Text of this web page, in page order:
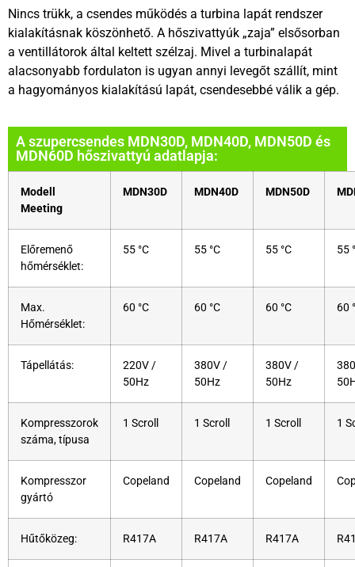
Nincs trükk, a csendes működés a turbina lapát rendszer
kialakításnak köszönhető. A hőszivattyúk „zaja” elsősorban
a ventillátorok által keltett szélzaj. Mivel a turbinalapát
alacsonyabb fordulaton is ugyan annyi levegőt szállít, mint
a hagyományos kialakítású lapát, csendesebbé válik a gép.
A szupercsendes MDN30D, MDN40D, MDN50D és
MDN60D hőszivattyú adatlapja:
Modell
Meeting
MDN30D MDN40D MDN50D
Előremenő
hőmérséklet:
55 °C 55 °C 55 °C 55
Max.
Hőmérséklet:
60 °C 60 °C 60 °C 60
Tápellátás:
220V /
50Hz
380V /
50Hz
380V /
50Hz
Kompresszorok
száma, típusa
1 Scroll 1 Scroll 1 Scroll 1
Kompresszor
gyártó
Copeland Copeland Copeland
Hűtőközeg: R417A R417A R417A